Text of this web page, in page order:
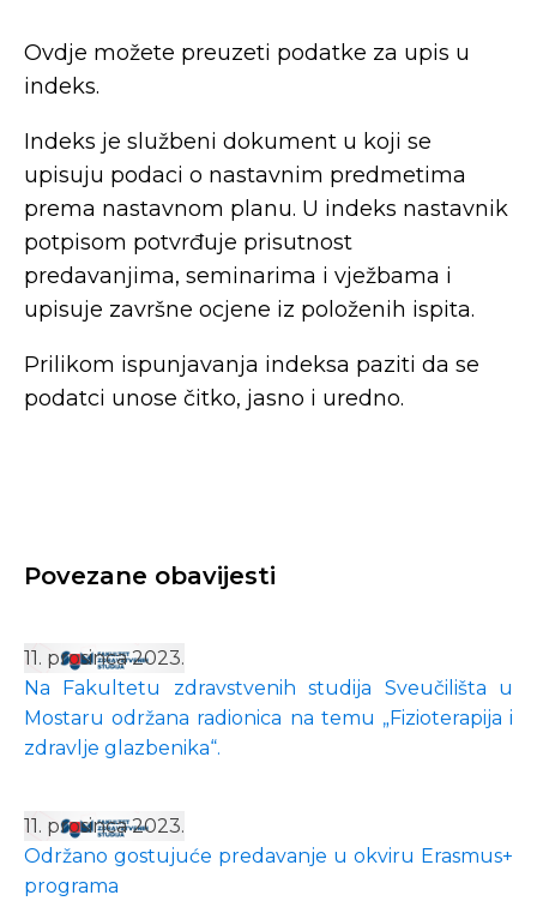
Ovdje možete preuzeti podatke za upis u
indeks.
Indeks je službeni dokument u koji se
upisuju podaci o nastavnim predmetima
prema nastavnom planu. U indeks nastavnik
potpisom potvrđuje prisutnost
predavanjima, seminarima i vježbama i
upisuje završne ocjene iz položenih ispita.
Prilikom ispunjavanja indeksa paziti da se
podatci unose čitko, jasno i uredno.
Povezane obavijesti
11. prosinca 2023.
Na Fakultetu zdravstvenih studija Sveučilišta u
Mostaru održana radionica na temu „Fizioterapija i
zdravlje glazbenika“.
11. prosinca 2023.
Održano gostujuće predavanje u okviru Erasmus+
programa